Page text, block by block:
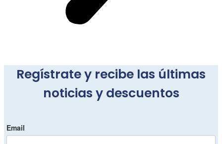
Regístrate y recibe las últimas
noticias y descuentos